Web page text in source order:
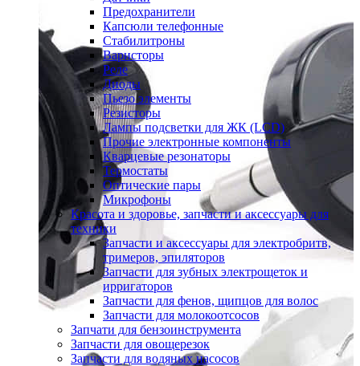
Предохранители
Капсюли телефонные
Стабилитроны
Варисторы
Реле
Диоды
Пьезо элементы
Резисторы
Лампы подсветки для ЖК (LCD)
Прочие электронные компоненты
Кварцевые резонаторы
Термостаты
Оптические пары
Микрофоны
Красота и здоровье, запчасти и аксессуары для
техники
Запчасти и аксессуары для электробритв,
тримеров, эпиляторов
Запчасти для зубных электрощеток и
ирригаторов
Запчасти для фенов, щипцов для волос
Запчасти для молокоотсосов
Запчати для бензоинструмента
Запчасти для овощерезок
Запчасти для водяных насосов